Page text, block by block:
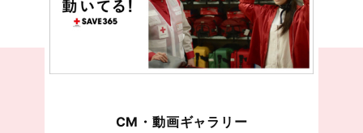
CM・動画ギャラリー